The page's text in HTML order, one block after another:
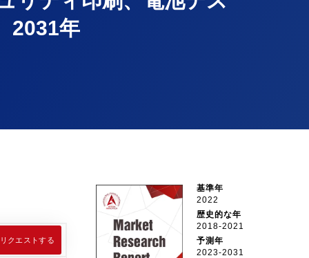
2031年
クエストする
基準年
2022
歴史的な年
2018-2021
予測年
2023-2031